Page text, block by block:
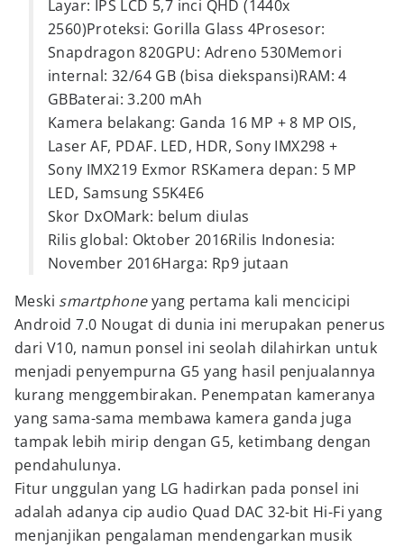
Layar: IPS LCD 5,7 inci QHD (1440x
2560)Proteksi: Gorilla Glass 4Prosesor:
Snapdragon 820GPU: Adreno 530Memori
internal: 32/64 GB (bisa diekspansi)RAM: 4
GBBaterai: 3.200 mAh
Kamera belakang: Ganda 16 MP + 8 MP OIS,
Laser AF, PDAF. LED, HDR, Sony IMX298 +
Sony IMX219 Exmor RSKamera depan: 5 MP
LED, Samsung S5K4E6
Skor DxOMark: belum diulas
Rilis global: Oktober 2016Rilis Indonesia:
November 2016Harga: Rp9 jutaan
Meski smartphoneyang pertama kali mencicipi
Android 7.0 Nougat di dunia ini merupakan penerus
dari V10, namun ponsel ini seolah dilahirkan untuk
menjadi penyempurna G5 yang hasil penjualannya
kurang menggembirakan. Penempatan kameranya
yang sama-sama membawa kamera ganda juga
tampak lebih mirip dengan G5, ketimbang dengan
pendahulunya.
Fitur unggulan yang LG hadirkan pada ponsel ini
adalah adanya cip audio Quad DAC 32-bit Hi-Fi yang
menjanjikan pengalaman mendengarkan musik